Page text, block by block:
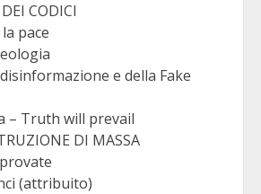
CODICI
pace
e della Fake
– Truth will prevail
DI MASSA
(attribuito)